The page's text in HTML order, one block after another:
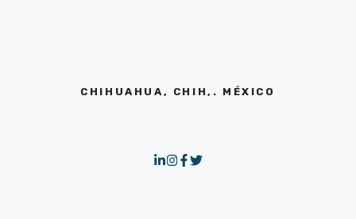
CHIHUAHUA, CHIH,. MÉXICO